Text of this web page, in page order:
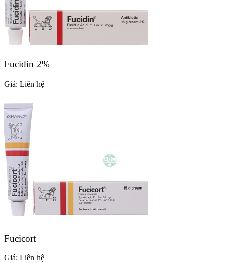
Fucidin 2%
Giá: Liên hệ
Fucicort
Giá: Liên hệ